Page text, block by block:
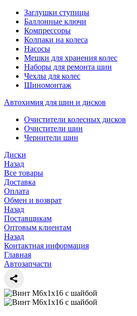
Заглушки ступицы
Баллонные ключи
Компрессоры
Колпаки на колеса
Насосы
Мешки для хранения колес
Наборы для ремонта шин
Чехлы для колес
Шиномонтаж
Автохимия для шин и дисков
Очистители колесных дисков
Очистители шин
Чернители шин
Диски
Назад
Все товары
Доставка
Оплата
Обмен и возврат
Назад
Поставщикам
Оптовым клиентам
Назад
Контактная информация
Главная
Автозапчасти